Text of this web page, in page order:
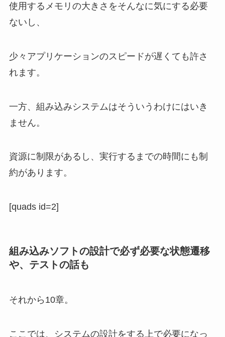
使用するメモリの大きさをそんなに気にする必要
ないし、
少々アプリケーションのスピードが遅くても許さ
れます。
一方、組み込みシステムはそういうわけにはいき
ません。
資源に制限があるし、実行するまでの時間にも制
約があります。
[quads id=2]
組み込みソフトの設計で必ず必要な状態遷移
や、テストの話も
それから10章。
ここでは、システムの設計をする上で必要になっ